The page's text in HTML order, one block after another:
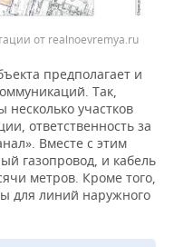
от realnoevremya.ru
предполагает и
Так,
участков
ответственность за
Вместе с этим
газопровод, и кабель
метров. Кроме того,
для линий наружного